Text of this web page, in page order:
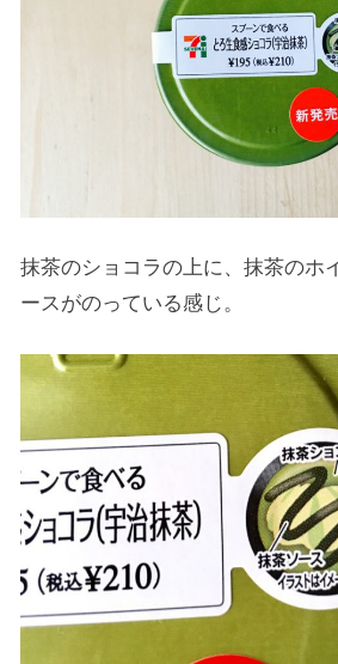
抹茶のショコラの上に、抹茶のホ
ースがのっている感じ。